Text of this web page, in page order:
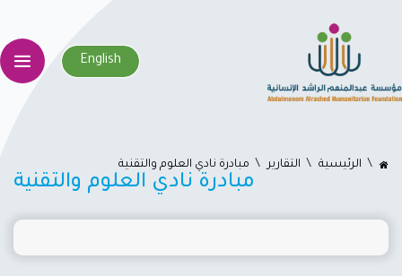
English
اﻟﺮﺋﻴﺴﻴﺔ التقارير مبادرة نادي العلوم والتقنية
مبادرة نادي العلوم والتقنية